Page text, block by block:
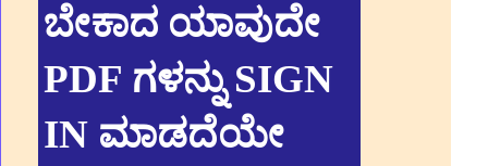
ಬೇಕಾದ ಯಾವುದೇ
PDF ಗಳನ್ನು SIGN
IN ಮಾಡದೆಯೇ